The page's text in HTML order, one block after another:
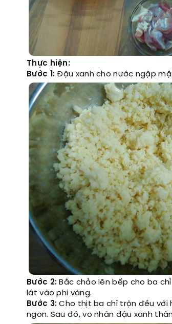
Thực hiện:
Bước 1: Đậu xanh cho nước ngập
Bước 2: Bắc chảo lên bếp cho ba
lát vào phi vàng.
Bước 3:Cho thịt ba chỉ trộn đều với
ngon. Sau đó, vo nhân đậu xanh